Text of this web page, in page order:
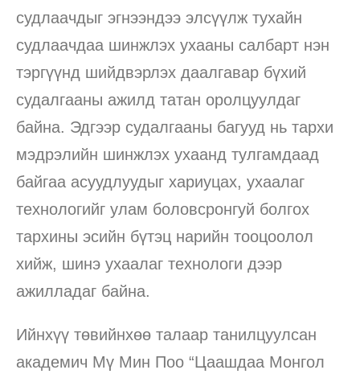
судлаачдыг эгнээндээ элсүүлж тухайн
судлаачдаа шинжлэх ухааны салбарт нэн
тэргүүнд шийдвэрлэх даалгавар бүхий
судалгааны ажилд татан оролцуулдаг
байна. Эдгээр судалгааны багууд нь тархи
мэдрэлийн шинжлэх ухаанд тулгамдаад
байгаа асуудлуудыг хариуцах, ухаалаг
технологийг улам боловсронгуй болгох
тархины эсийн бүтэц нарийн тооцоолол
хийж, шинэ ухаалаг технологи дээр
ажилладаг байна.
Ийнхүү төвийнхөө талаар танилцуулсан
академич Мү Мин Поо “Цаашдаа Монгол